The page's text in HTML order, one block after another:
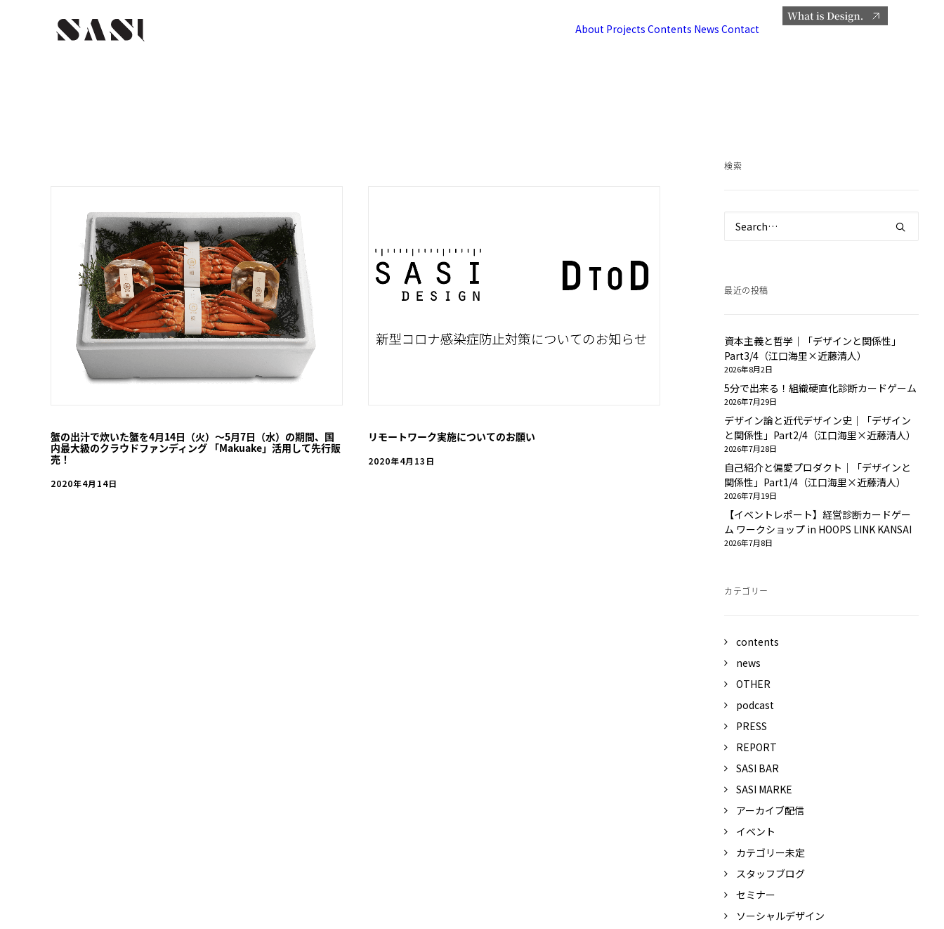
About Projects Contents News Contact
蟹の出汁で炊いた蟹を4月14日（火）～5月7日（水）の期間、国
内最大級のクラウドファンディング 「Makuake」活用して先行販
売！
2020年4月14日
リモートワーク実施についてのお願い
2020年4月13日
検索
最近の投稿
資本主義と哲学｜「デザインと関係性」
Part3/4（江口海里×近藤清人）
2026年8月2日
5分で出来る！組織硬直化診断カードゲーム
2026年7月29日
デザイン論と近代デザイン史｜「デザイン
と関係性」Part2/4（江口海里×近藤清人）
2026年7月28日
自己紹介と偏愛プロダクト｜「デザインと
関係性」Part1/4（江口海里×近藤清人）
2026年7月19日
【イベントレポート】経営診断カードゲー
ム ワークショップ in HOOPS LINK KANSAI
2026年7月8日
カテゴリー
contents
news
OTHER
podcast
PRESS
REPORT
SASI BAR
SASI MARKE
アーカイブ配信
イベント
カテゴリー未定
スタッフブログ
セミナー
ソーシャルデザイン